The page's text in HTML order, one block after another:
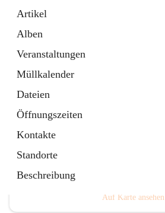
Artikel
Alben
Veranstaltungen
Müllkalender
Dateien
Öffnungszeiten
Kontakte
Standorte
Beschreibung
Gemeindeservice
Auf Karte ansehen